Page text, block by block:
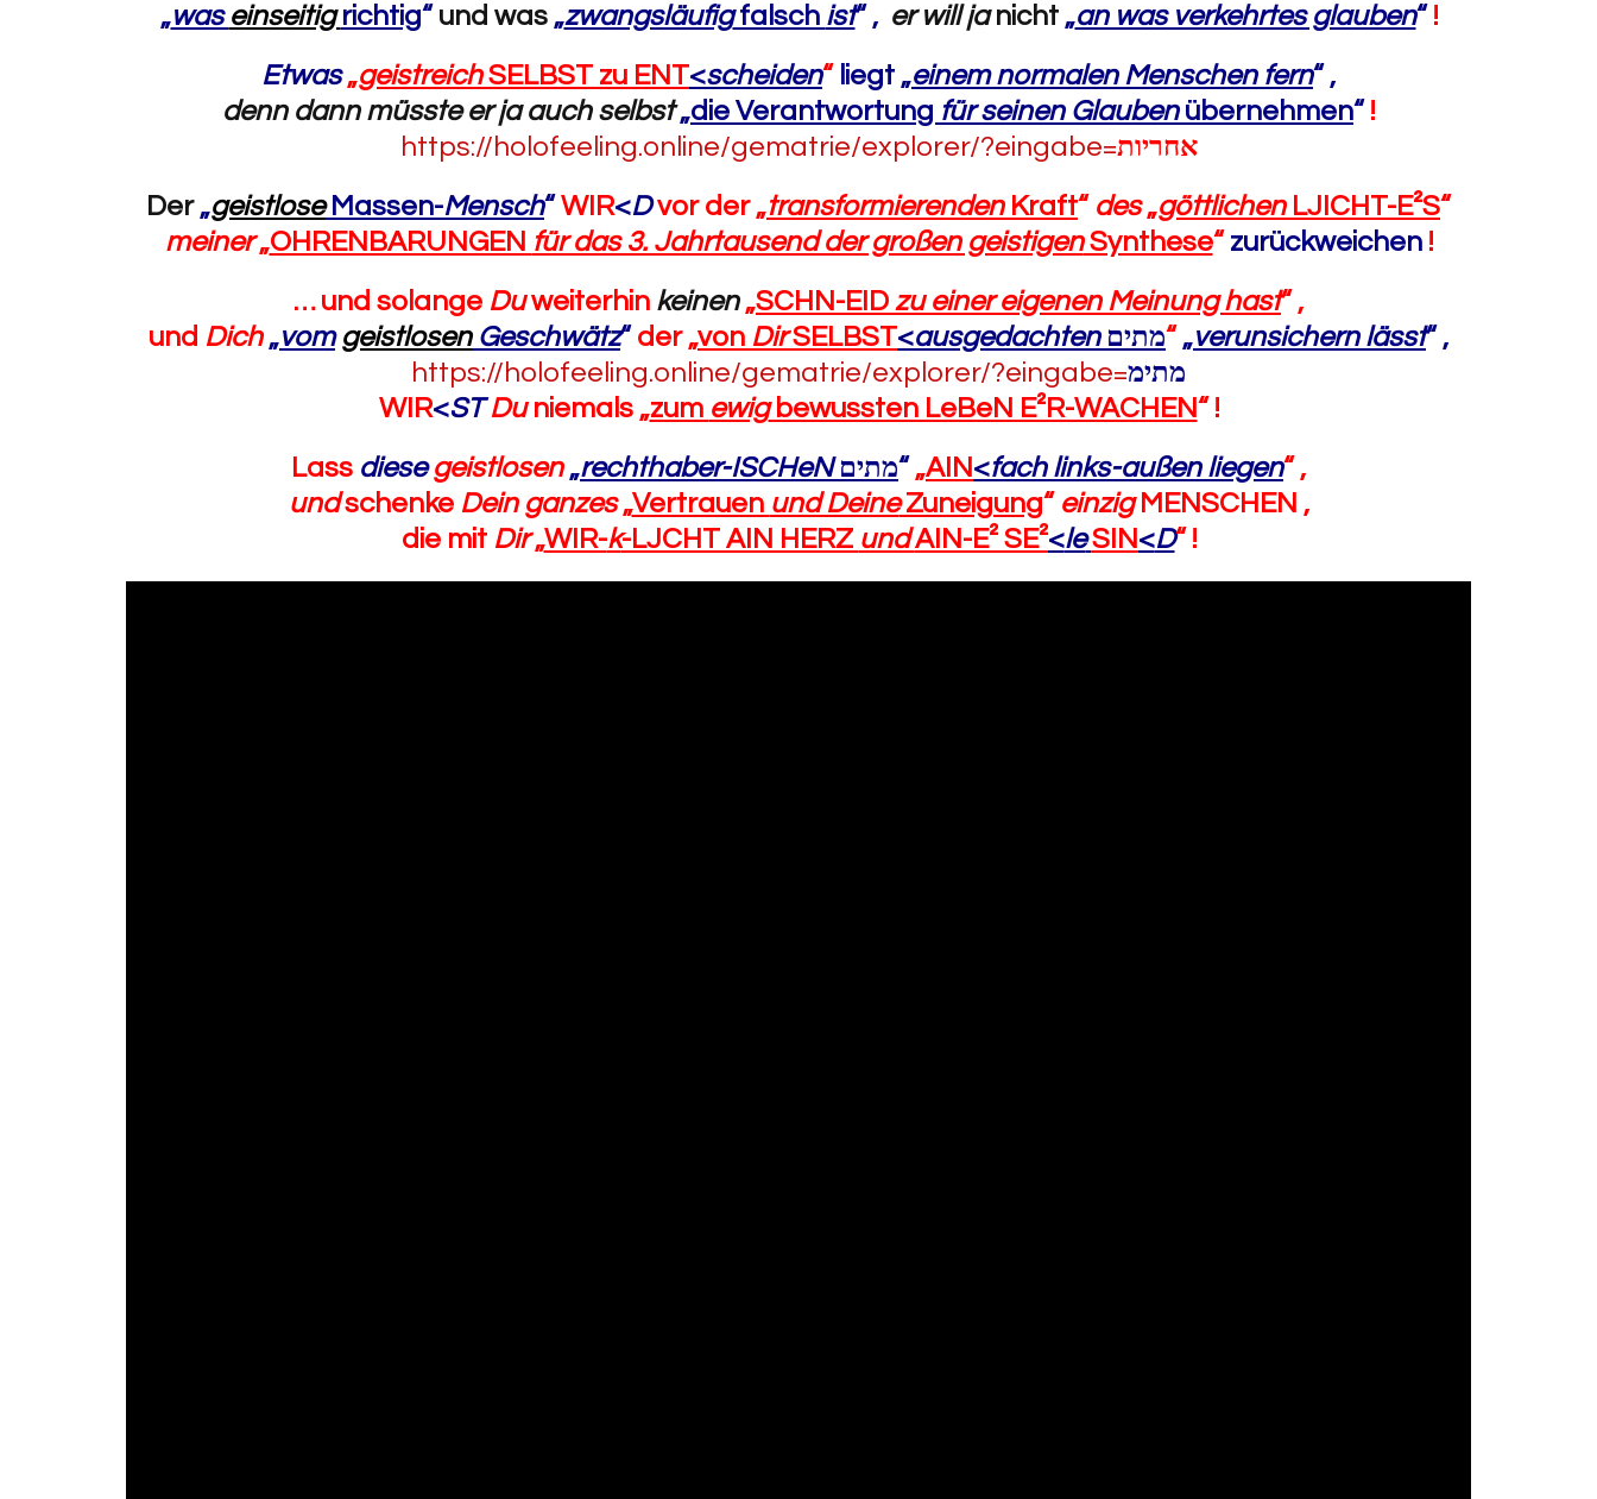
„was einseitigrichtig“ und was „zwangsläufigfalsch ist“ , er will janicht „an was verkehrtes glauben“ !
Etwas „geistreichSELBST zu ENT<scheiden“ liegt „einem normalen Menschen fern“ ,
denn dann müsste er ja auch selbst „die Verantwortung für seinen Glaubenübernehmen“ !
https://holofeeling.online/gematrie/explorer/?eingabe=אחריות
Der „geistloseMassen-Mensch“ WIR<D vor der „transformierendenKraft“ des„göttlichenLJICHT-E²S“
meiner „OHRENBARUNGEN für das 3. Jahrtausend der großen geistigenSynthese“ zurückweichen !
… und solange Duweiterhin keinen„SCHN-EID zu einer eigenen Meinung hast“ ,
und Dich „vom geistlosenGeschwätz“ der „von DirSELBST<ausgedachten מתים “ „verunsichern lässt“ ,
https://holofeeling.online/gematrie/explorer/?eingabe=מתימ
WIR<ST Duniemals „zum ewigbewussten LeBeN E²R-WACHEN“ !
Lass diese geistlosen „rechthaber-ISCHeN מתים “ „AIN <fach links-außen liegen“ ,
undschenke Dein ganzes„Vertrauen und DeineZuneigung“ einzig MENSCHEN ,
die mit Dir„WIR-k-LJCHT AIN HERZ undAIN-E² SE²<le SIN <D“ !